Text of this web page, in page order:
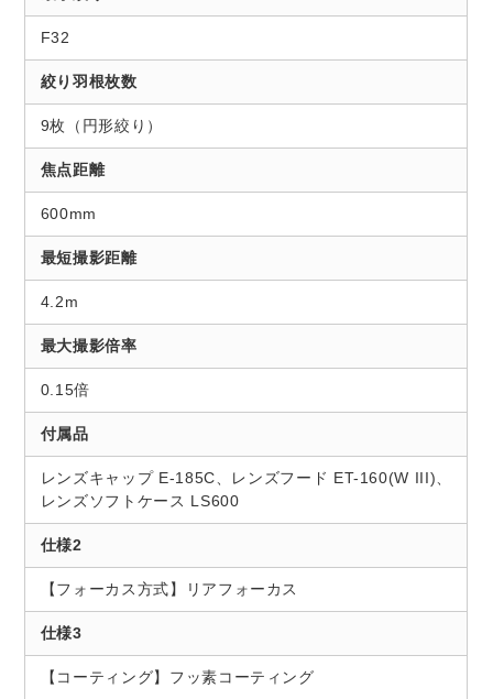
F32
絞り羽根枚数
9枚（円形絞り）
焦点距離
600mm
最短撮影距離
4.2m
最大撮影倍率
0.15倍
付属品
レンズキャップ E-185C、レンズフード ET-160(W III)、
レンズソフトケース LS600
仕様2
【フォーカス方式】リアフォーカス
仕様3
【コーティング】フッ素コーティング